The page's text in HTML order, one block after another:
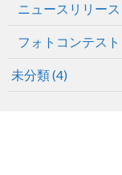
ニュースリリース
フォトコンテスト
未分類(4)